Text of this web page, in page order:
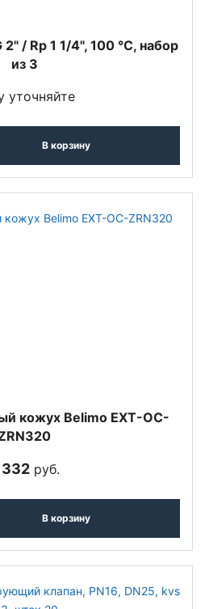
/ Rp 1 1/4", 100 °C, набор
из 3
уточняйте
В корзину
кожух Belimo EXT-OC-
332 руб.
В корзину